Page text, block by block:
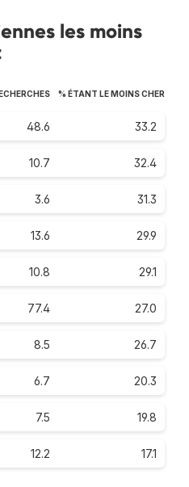
les moins
% ÉTANT LE MOINS CHER
48.6 33.2
10.7 32.4
3.6 31.3
13.6 29.9
10.8 29.1
77.4 27.0
8.5 26.7
6.7 20.3
7.5 19.8
12.2 17.1